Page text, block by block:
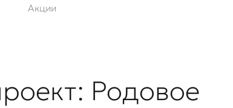
Акции
Родовое